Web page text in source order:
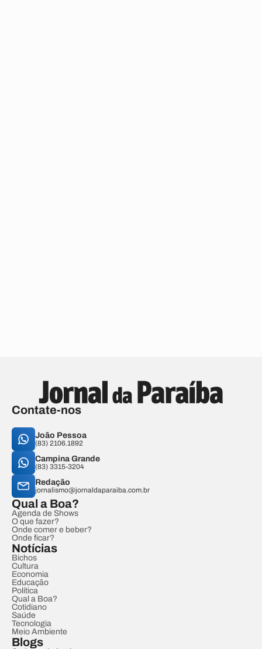
Contate-nos
João Pessoa
(83) 2106.1892
Campina Grande
(83) 3315-3204
Redação
jornalismo@jornaldaparaiba.com.br
Qual a Boa?
Agenda de Shows
O que fazer?
Onde comer e beber?
Onde ficar?
Notícias
Bichos
Cultura
Economia
Educação
Política
Qual a Boa?
Cotidiano
Saúde
Tecnologia
Meio Ambiente
Blogs